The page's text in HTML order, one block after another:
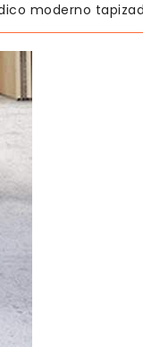
moderno